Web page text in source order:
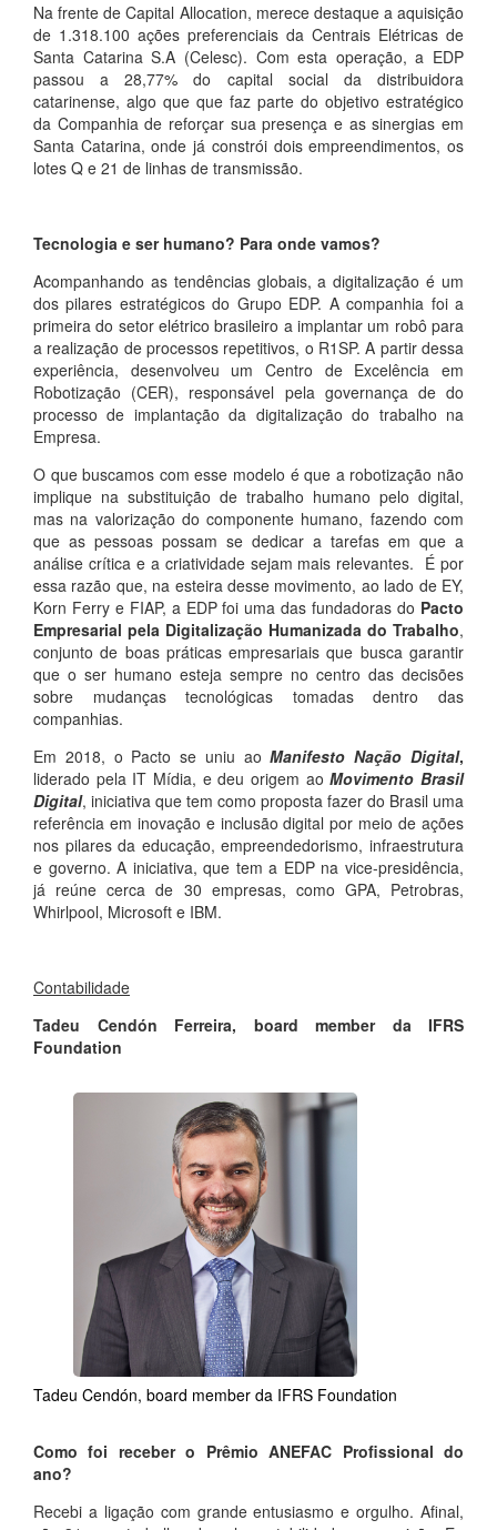
Na frente de Capital Allocation, merece destaque a aquisição
de 1.318.100 ações preferenciais da Centrais Elétricas de
Santa Catarina S.A (Celesc). Com esta operação, a EDP
passou a 28,77% do capital social da distribuidora
catarinense, algo que que faz parte do objetivo estratégico
da Companhia de reforçar sua presença e as sinergias em
Santa Catarina, onde já constrói dois empreendimentos, os
lotes Q e 21 de linhas de transmissão.
Tecnologia e ser humano? Para onde vamos?
Acompanhando as tendências globais, a digitalização é um
dos pilares estratégicos do Grupo EDP. A companhia foi a
primeira do setor elétrico brasileiro a implantar um robô para
a realização de processos repetitivos, o R1SP. A partir dessa
experiência, desenvolveu um Centro de Excelência em
Robotização (CER), responsável pela governança de do
processo de implantação da digitalização do trabalho na
Empresa.
O que buscamos com esse modelo é que a robotização não
implique na substituição de trabalho humano pelo digital,
mas na valorização do componente humano, fazendo com
que as pessoas possam se dedicar a tarefas em que a
análise crítica e a criatividade sejam mais relevantes. É por
essa razão que, na esteira desse movimento, ao lado de EY,
Korn Ferry e FIAP, a EDP foi uma das fundadoras do Pacto
Empresarial pela Digitalização Humanizada do Trabalho,
conjunto de boas práticas empresariais que busca garantir
que o ser humano esteja sempre no centro das decisões
sobre mudanças tecnológicas tomadas dentro das
companhias.
Em 2018, o Pacto se uniu aoManifesto Nação Digital,
liderado pela IT Mídia, e deu origem aoMovimento Brasil
Digital, iniciativa que tem como proposta fazer do Brasil uma
referência em inovação e inclusão digital por meio de ações
nos pilares da educação, empreendedorismo, infraestrutura
e governo. A iniciativa, que tem a EDP na vice-presidência,
já reúne cerca de 30 empresas, como GPA, Petrobras,
Whirlpool, Microsoft e IBM.
Contabilidade
Tadeu Cendón Ferreira, board member da IFRS
Foundation
Tadeu Cendón, board member da IFRS Foundation
Como foi receber o Prêmio ANEFAC Profissional do
ano?
Recebi a ligação com grande entusiasmo e orgulho. Afinal,